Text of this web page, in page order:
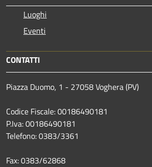
Luoghi
Eventi
CONTATTI
Piazza Duomo, 1 - 27058 Voghera (PV)
Codice Fiscale: 00186490181
P.Iva: 00186490181
Telefono:0383/3361
Fax:0383/62868